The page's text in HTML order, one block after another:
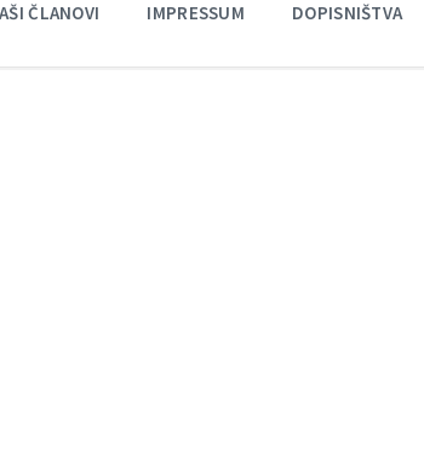
ČLANOVI IMPRESSUM DOPISNIŠTVA